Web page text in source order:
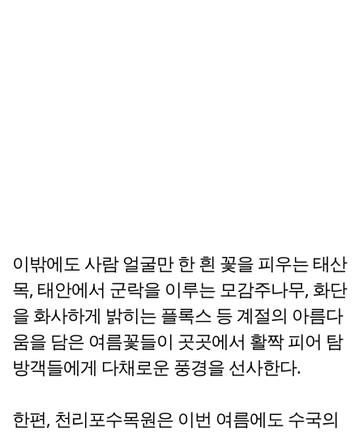
이밖에도 사람 얼굴만 한 흰 꽃을 피우는 태산
목, 태안에서 군락을 이루는 모감주나무, 화단
을 화사하게 밝히는 플록스 등 계절의 아름다
움을 담은 여름꽃들이 곳곳에서 활짝 피어 탐
방객들에게 다채로운 풍경을 선사한다.
한편, 천리포수목원은 이번 여름에도 수국의